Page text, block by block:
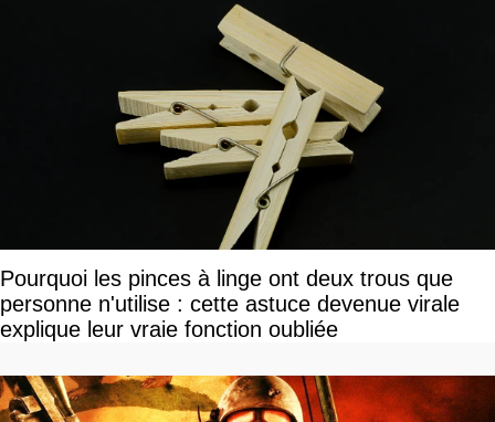
Pourquoi les pinces à linge ont deux trous que
personne n'utilise : cette astuce devenue virale
explique leur vraie fonction oubliée